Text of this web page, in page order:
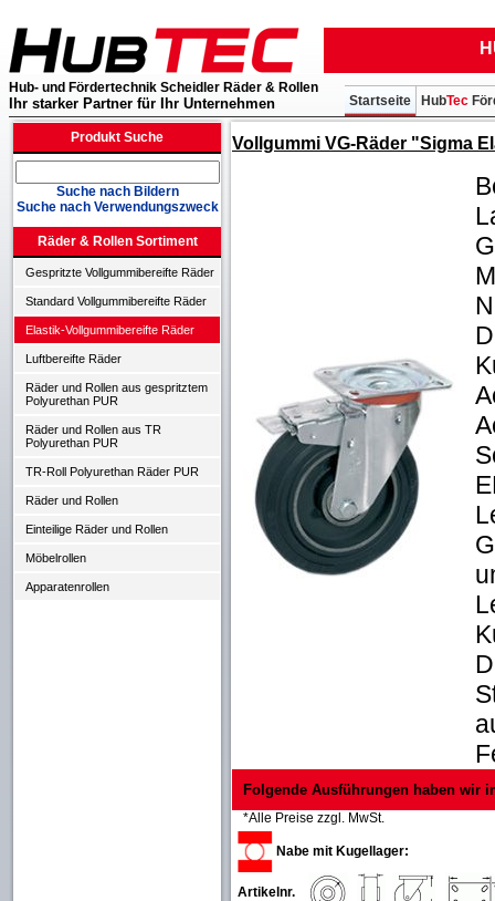
Hub- und Fördertechnik Scheidler Räder & Rollen
Ihr starker Partner für Ihr Unternehmen HubTec
Startseite
Produkt Suche
Suche nach Bildern
Suche nach Verwendungszweck
Räder & Rollen Sortiment
Gespritzte Vollgummibereifte Räder
Standard Vollgummibereifte Räder
Elastik-Vollgummibereifte Räder
Luftbereifte Räder
Räder und Rollen aus gespritztem
Polyurethan PUR
Räder und Rollen aus TR
Polyurethan PUR
TR-Roll Polyurethan Räder PUR
Räder und Rollen
Einteilige Räder und Rollen
Möbelrollen
Apparatenrollen
Vollgummi VG-Räder "Sigma
Folgende Ausführungen haben wir
*Alle Preise zzgl. MwSt.
Nabe mit Kugellager:
Artikelnr.